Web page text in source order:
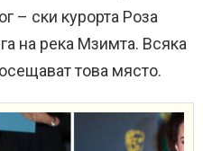
– ски курорта Роза
на река Мзимта. Всяка
това място.